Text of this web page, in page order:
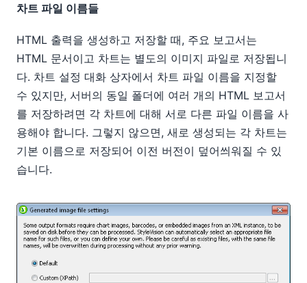
차트 파일 이름들
HTML 출력을 생성하고 저장할 때, 주요 보고서는
HTML 문서이고 차트는 별도의 이미지 파일로 저장됩니
다. 차트 설정 대화 상자에서 차트 파일 이름을 지정할
수 있지만, 서버의 동일 폴더에 여러 개의 HTML 보고서
를 저장하려면 각 차트에 대해 서로 다른 파일 이름을 사
용해야 합니다. 그렇지 않으면, 새로 생성되는 각 차트는
기본 이름으로 저장되어 이전 버전이 덮어씌워질 수 있
습니다.